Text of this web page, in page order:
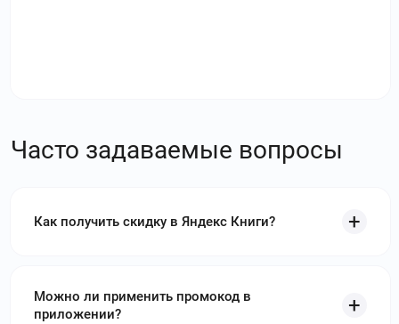
Часто задаваемые вопросы
Как получить скидку в Яндекс Книги?
Можно ли применить промокод в
приложении?